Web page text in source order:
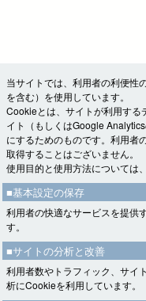
当サイトでは、利用者の利便性
を含む）を使用しています。
Cookieとは、サイトが利用する
イト（もしくはGoogle
にするためのものです。利用者
取得することはございません。
使用目的と使用方法については
■基本設定の保存
利用者の快適なサービスを提供
す。
■サイトの分析と改善
利用者数やトラフィック、サイ
析にCookieを利用しています。